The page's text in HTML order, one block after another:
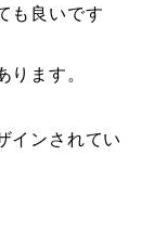
も良いです
ります。
イン されてい